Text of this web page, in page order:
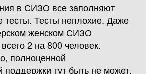
в СИЗО все заполняют
тесты. Тесты неплохие. Даже
женском СИЗО
2 на 800 человек.
полноценной
поддержки тут быть не может.